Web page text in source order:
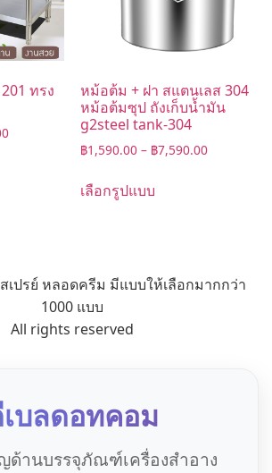
ทรง
หม้อต้ม + ฝา สแตนเลส 304
หม้อต้มซุป ถังเก็บน้ำมัน
g2steel tank-304
฿1,590.00 – ฿7,590.00
เลือกรูปแบบ
เปรย์ หลอดครีม มีแบบให้เลือกมากกว่า
1000 แบบ
All rights reserved
บลดอทคอม
ด้านบรรจุภัณฑ์เครื่องสำอาง